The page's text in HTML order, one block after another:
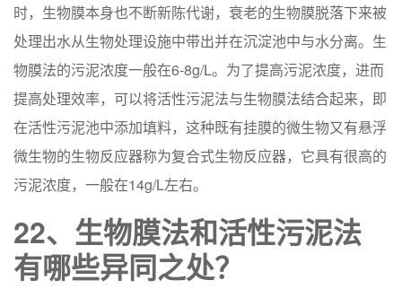
时，生物膜本身也不断新陈代谢，衰老的生物膜脱落下来被
处理出水从生物处理设施中带出并在沉淀池中与水分离。生
物膜法的污泥浓度一般在6-8g/L。为了提高污泥浓度，进而
提高处理效率，可以将活性污泥法与生物膜法结合起来，即
在活性污泥池中添加填料，这种既有挂膜的微生物又有悬浮
微生物的生物反应器称为复合式生物反应器，它具有很高的
污泥浓度，一般在14g/L左右。
22、生物膜法和活性污泥法
有哪些异同之处？